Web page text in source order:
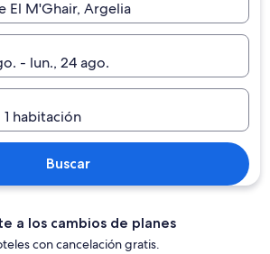
El M'Ghair, Argelia
- lun., 24 ago.
habitación
Buscar
a los cambios de planes
con cancelación gratis.